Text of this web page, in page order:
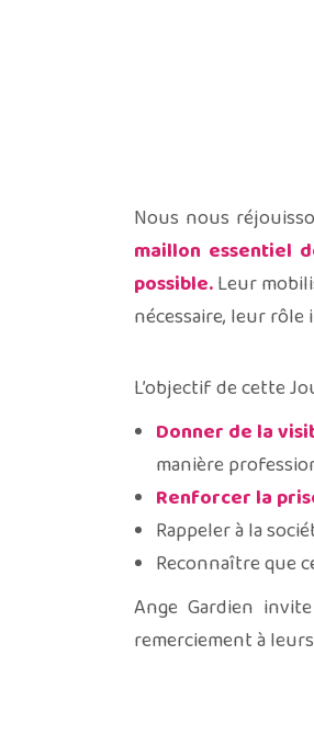
Nous nous
maillon essentiel
possible.Leur
nécessaire, leur rôle
L’objectif de cette
Donner de la
manière
Renforcer la
Rappeler à la
Reconnaître que
Ange Gardien
remerciement à